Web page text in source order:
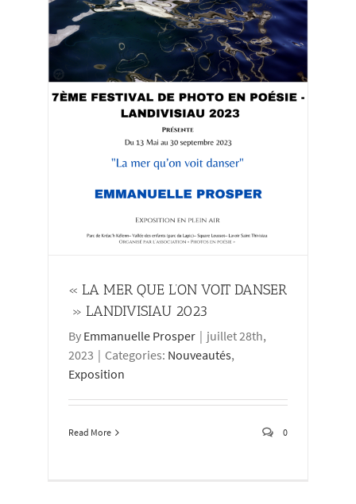
« LA MER QUE L’ON VOIT DANSER
» LANDIVISIAU 2023
By Emmanuelle Prosper | juillet 28th,
2023 | Categories: Nouveautés,
Exposition
Read More 0